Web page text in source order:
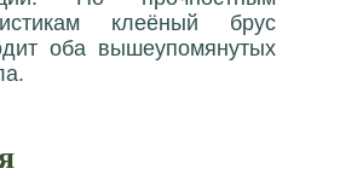
клеёный брус
оба вышеупомянутых